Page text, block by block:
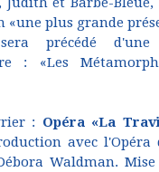
«une plus grande
précédé
: «Les
: Opéra «La
avec
Waldman.